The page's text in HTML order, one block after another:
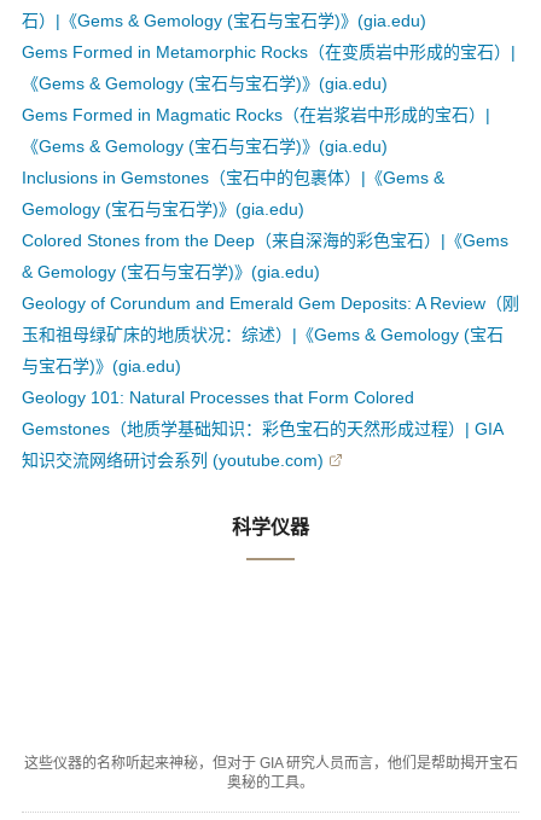
石）|《Gems & Gemology (宝石与宝石学)》(gia.edu)
Gems Formed in Metamorphic Rocks（在变质岩中形成的宝石）|
《Gems & Gemology (宝石与宝石学)》(gia.edu)
Gems Formed in Magmatic Rocks（在岩浆岩中形成的宝石）|
《Gems & Gemology (宝石与宝石学)》(gia.edu)
Inclusions in Gemstones（宝石中的包裹体）|《Gems &
Gemology (宝石与宝石学)》(gia.edu)
Colored Stones from the Deep（来自深海的彩色宝石）|《Gems
& Gemology (宝石与宝石学)》(gia.edu)
Geology of Corundum and Emerald Gem Deposits: A Review（刚
玉和祖母绿矿床的地质状况：综述）|《Gems & Gemology (宝石
与宝石学)》(gia.edu)
Geology 101: Natural Processes that Form Colored
Gemstones（地质学基础知识：彩色宝石的天然形成过程）| GIA
知识交流网络研讨会系列 (youtube.com)
科学仪器
这些仪器的名称听起来神秘，但对于 GIA 研究人员而言，他们是帮助揭开宝石
奥秘的工具。